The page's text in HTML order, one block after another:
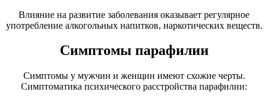
Влияние на развитие заболевания оказывает регулярное
употребление алкогольных напитков, наркотических веществ.
Симптомы парафилии
Симптомы у мужчин и женщин имеют схожие черты.
Симптоматика психического расстройства парафилии: